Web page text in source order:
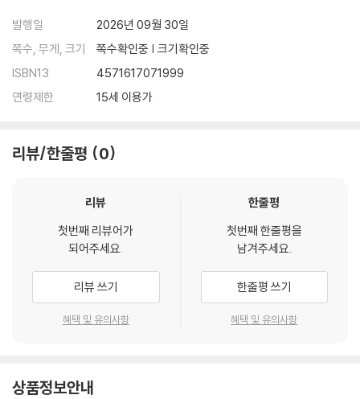
발행일
2026년 09월 30일
쪽수, 무게, 크기
쪽수확인중 | 크기확인중
ISBN13
4571617071999
연령제한
15세 이용가
리뷰/한줄평 0
리뷰
첫번째 리뷰어가
되어주세요.
리뷰 쓰기
혜택 및 유의사항
한줄평
첫번째 한줄평을
남겨주세요.
한줄평 쓰기
혜택 및 유의사항
상품정보안내